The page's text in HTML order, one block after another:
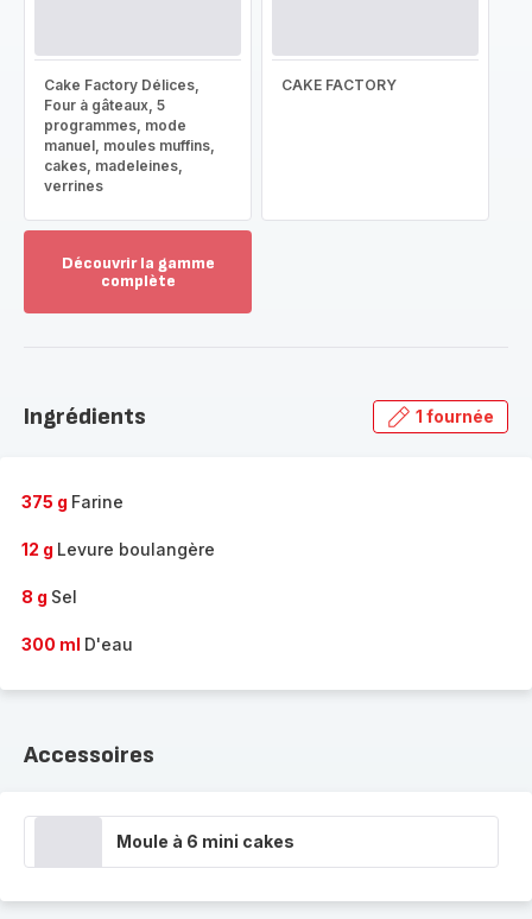
Cake Factory Délices,
Four à gâteaux, 5
programmes, mode
manuel, moules muffins,
cakes, madeleines,
verrines
CAKE FACTORY
Découvrir la gamme
complète
gamme
Ingrédients 1 fournée
375 g Farine
12 g Levure boulangère
8 g Sel
300 ml D'eau
Accessoires
Moule à 6 mini cakes